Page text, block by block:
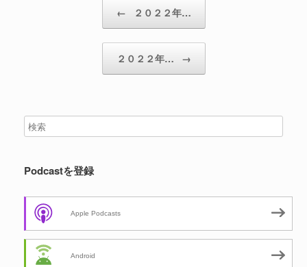
← ２０２２年…
２０２２年… →
Podcastを登録
Apple Podcasts
Android